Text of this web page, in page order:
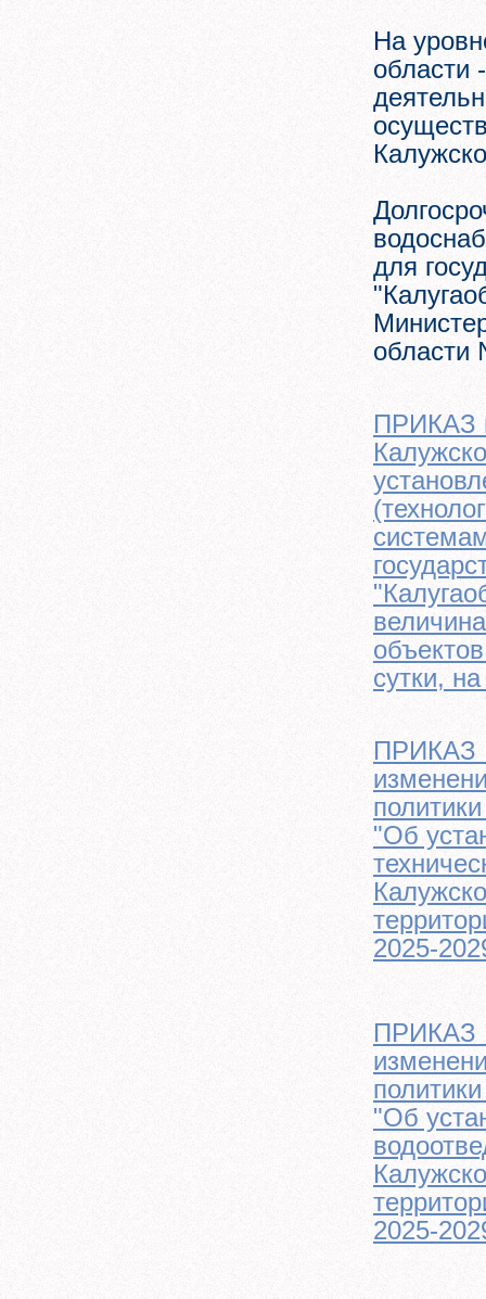
На
области
для
области
ПРИКАЗ
сутки,
ПРИКАЗ
"Об
2025-
ПРИКАЗ
"Об
2025-